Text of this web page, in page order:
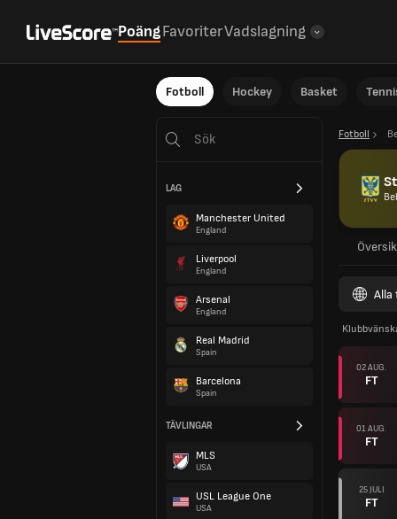
PoängFavoriterVadslagning
Fotboll Hockey Basket
LAG
Manchester United
England
Liverpool
England
Arsenal
England
Real Madrid
Spain
Barcelona
Spain
TÄVLINGAR
MLS
USA
USL League One
USA
Fotboll
Alla
02 AUG.
FT
01 AUG.
FT
25 JULI
FT